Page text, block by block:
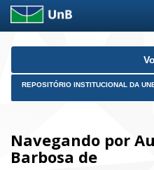
Skip
REPOSITÓRIO INSTITUCIONAL DA
Navegando por
Barbosa de